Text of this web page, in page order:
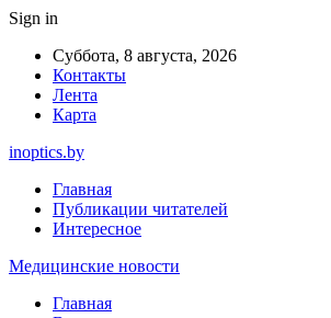
Sign in
Суббота, 8 августа, 2026
Контакты
Лента
Карта
inoptics.by
Главная
Публикации читателей
Интересное
Медицинские новости
Главная